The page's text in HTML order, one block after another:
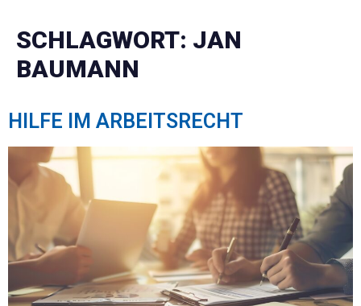
SCHLAGWORT: JAN
BAUMANN
HILFE IM ARBEITSRECHT